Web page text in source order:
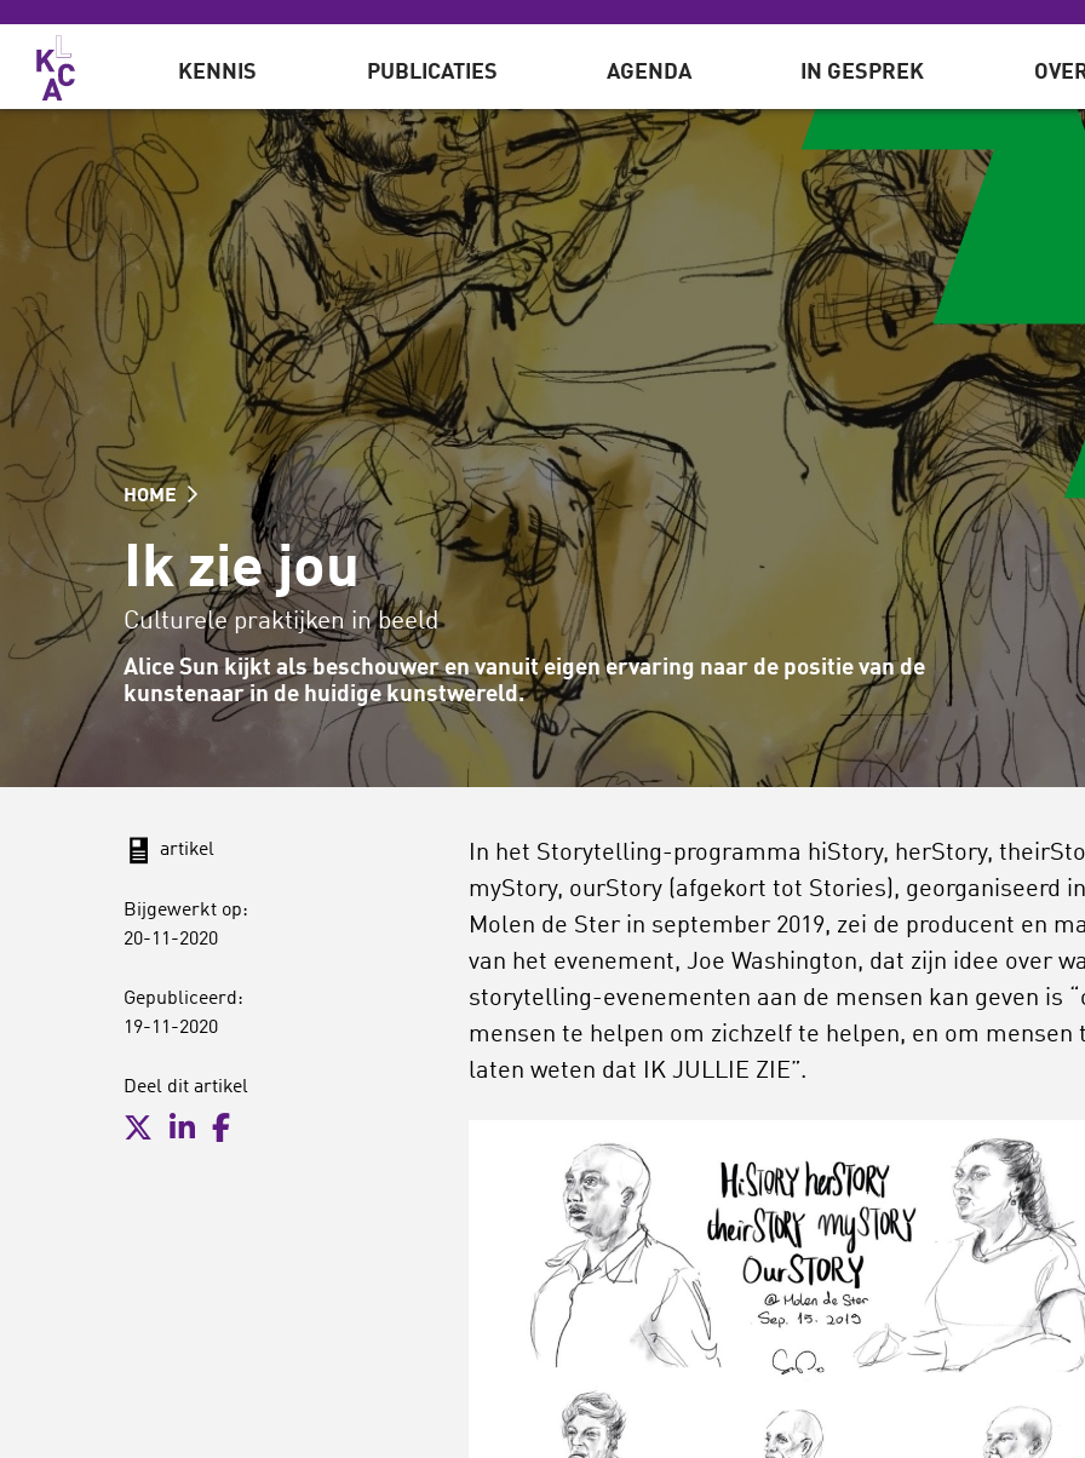
Overslaan en naar de inhoud gaan
KENNIS PUBLICATIES AGENDA IN GESPREK
HOME
Ik zie jou
Culturele praktijken in beeld
Alice Sun kijkt als beschouwer en vanuit eigen ervaring naar de positie van de
kunstenaar in de huidige kunstwereld.
artikel
Bijgewerkt op:
20-11-2020
Gepubliceerd:
19-11-2020
Deel dit artikel
In het Storytelling-programma hiStory, herStory,
myStory, ourStory (afgekort tot Stories), georganiseerd in
Molen de Ster in september 2019, zei de producent en
van het evenement, Joe Washington, dat zijn idee over
storytelling-evenementen aan de mensen kan geven is
mensen te helpen om zichzelf te helpen, en om mensen
laten weten dat IK JULLIE ZIE”.